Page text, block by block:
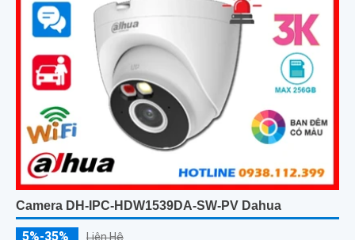
Camera DH-IPC-HDW1539DA-SW-PV Dahua
5%-35% Liên Hệ